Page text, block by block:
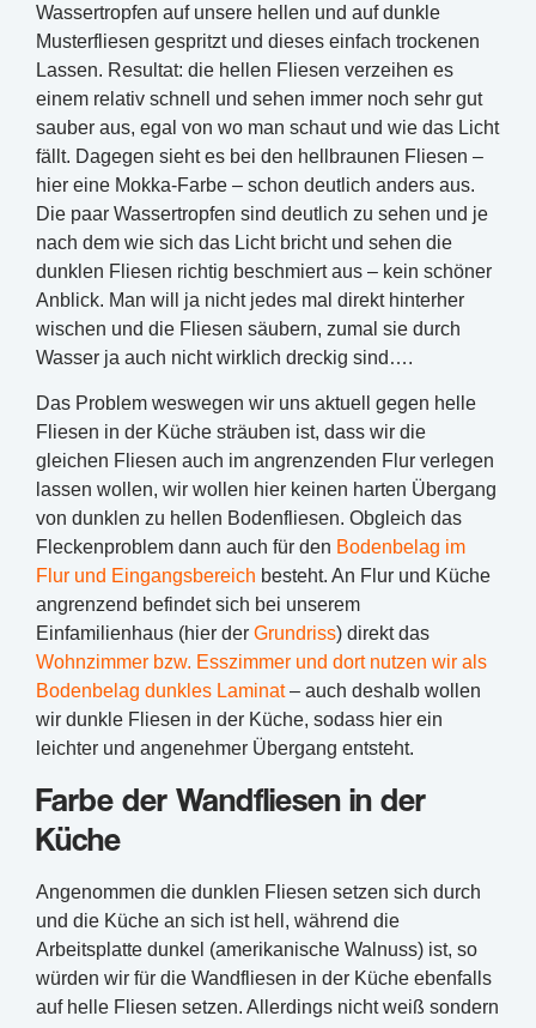
Wassertropfen auf unsere hellen und auf dunkle
Musterfliesen gespritzt und dieses einfach trockenen
Lassen. Resultat: die hellen Fliesen verzeihen es
einem relativ schnell und sehen immer noch sehr gut
sauber aus, egal von wo man schaut und wie das Licht
fällt. Dagegen sieht es bei den hellbraunen Fliesen –
hier eine Mokka-Farbe – schon deutlich anders aus.
Die paar Wassertropfen sind deutlich zu sehen und je
nach dem wie sich das Licht bricht und sehen die
dunklen Fliesen richtig beschmiert aus – kein schöner
Anblick. Man will ja nicht jedes mal direkt hinterher
wischen und die Fliesen säubern, zumal sie durch
Wasser ja auch nicht wirklich dreckig sind….
Das Problem weswegen wir uns aktuell gegen helle
Fliesen in der Küche sträuben ist, dass wir die
gleichen Fliesen auch im angrenzenden Flur verlegen
lassen wollen, wir wollen hier keinen harten Übergang
von dunklen zu hellen Bodenfliesen. Obgleich das
Fleckenproblem dann auch für den Bodenbelag im
Flur und Eingangsbereich besteht. An Flur und Küche
angrenzend befindet sich bei unserem
Einfamilienhaus (hier der Grundriss) direkt das
Wohnzimmer bzw. Esszimmer und dort nutzen wir als
Bodenbelag dunkles Laminat– auch deshalb wollen
wir dunkle Fliesen in der Küche, sodass hier ein
leichter und angenehmer Übergang entsteht.
Farbe der Wandfliesen in der
Küche
Angenommen die dunklen Fliesen setzen sich durch
und die Küche an sich ist hell, während die
Arbeitsplatte dunkel (amerikanische Walnuss) ist, so
würden wir für die Wandfliesen in der Küche ebenfalls
auf helle Fliesen setzen. Allerdings nicht weiß sondern